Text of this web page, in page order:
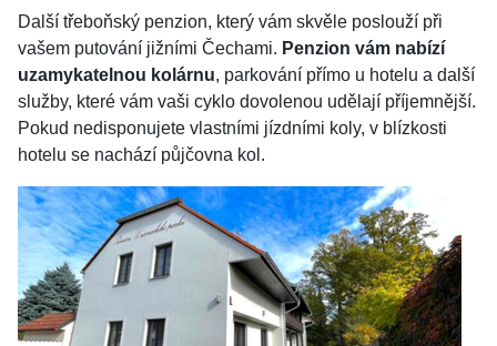
Další třeboňský penzion, který vám skvěle poslouží při
vašem putování jižními Čechami. Penzion vám nabízí
uzamykatelnou kolárnu, parkování přímo u hotelu a další
služby, které vám vaši cyklo dovolenou udělají příjemnější.
Pokud nedisponujete vlastními jízdními koly, v blízkosti
hotelu se nachází půjčovna kol.